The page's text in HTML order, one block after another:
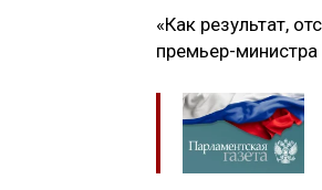
«Как результат,
премьер-